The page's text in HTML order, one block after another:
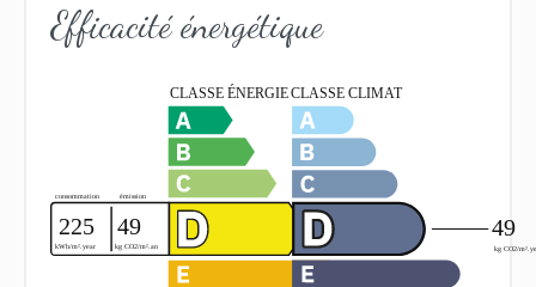
Efficacité énergétique